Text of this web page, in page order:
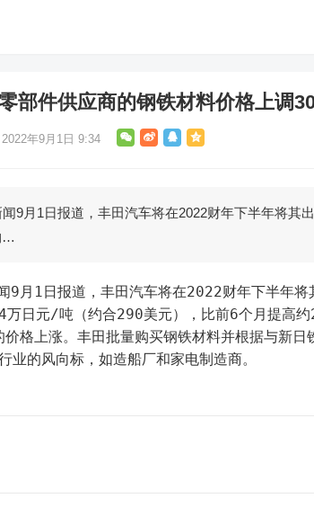
部件供应商的钢铁材料价格上调
2022年9月1日 9:34
9月1日报道，丰田汽车将在2022财年下半年将其
…
万日元/吨（约合290美元），比前6个月提高
格上涨。丰田批量购买钢铁材料并根据与新日
业的风向标，如造船厂和家电制造商。